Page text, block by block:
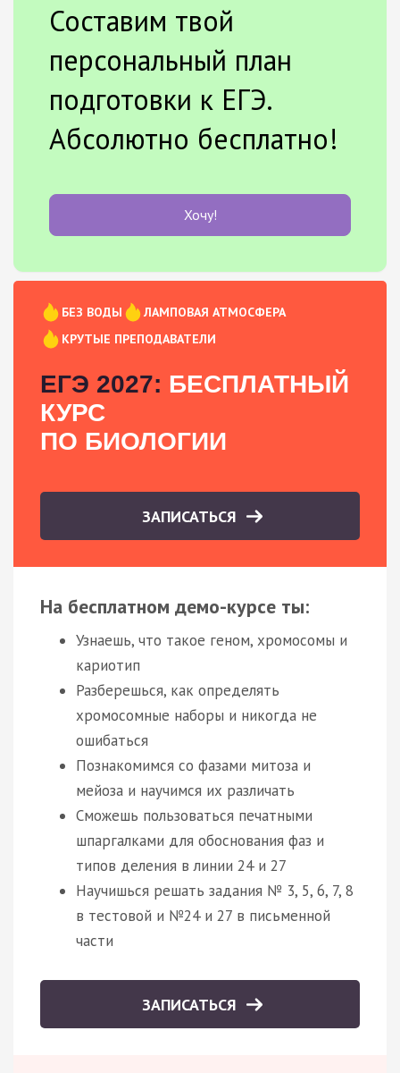
Составим твой
персональный план
подготовки к ЕГЭ.
Абсолютно бесплатно!
Хочу!
БЕЗ ВОДЫ
ЛАМПОВАЯ АТМОСФЕРА
КРУТЫЕ ПРЕПОДАВАТЕЛИ
ЕГЭ 2027: БЕСПЛАТНЫЙ
КУРС
ПО БИОЛОГИИ
ЗАПИСАТЬСЯ
На бесплатном демо-курсе ты:
Узнаешь, что такое геном, хромосомы и
кариотип
Разберешься, как определять
хромосомные наборы и никогда не
ошибаться
Познакомимся со фазами митоза и
мейоза и научимся их различать
Сможешь пользоваться печатными
шпаргалками для обоснования фаз и
типов деления в линии 24 и 27
Научишься решать задания № 3, 5, 6, 7, 8
в тестовой и №24 и 27 в письменной
части
ЗАПИСАТЬСЯ